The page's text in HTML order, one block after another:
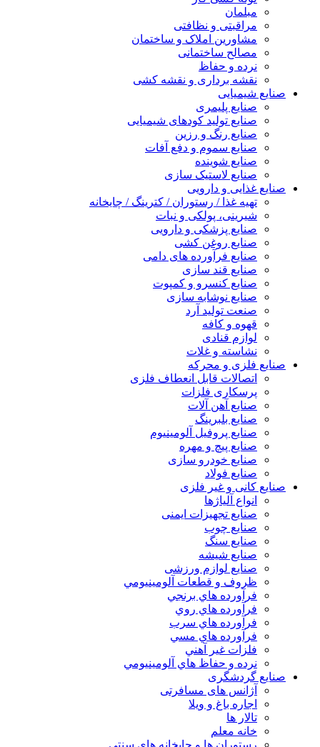
مبلمان
مراقبتی و نظافتی
مشاورین املاک و ساختمان
مصالح ساختمانی
نرده و حفاظ
نقشه برداری و نقشه کشی
صنایع شیمیایی
صنایع پلیمری
صنایع تولید کودهای شیمیایی
صنایع رنگ و رزین
صنایع سموم و دفع آفات
صنایع شوینده
صنایع لاستیک سازی
صنایع غذایی و دارویی
تهیه غذا / رستوران / کترینگ / چایخانه
شیرینی، پولکی و نبات
صنایع پزشکی و دارویی
صنایع روغن کشی
صنایع فرآورده های دامی
صنایع قند سازی
صنایع کنسرو و کمپوت
صنایع نوشابه سازی
صنعت تولید آرد
قهوه و کافه
لوازم قنادی
نشاسته و غلات
صنایع فلزی و محرکه
اتصالات قابل انعطاف فلزی
پرسکاری فلزات
صنایع آهن آلات
صنایع بلبرینگ
صنایع پروفیل آلومینیوم
صنایع پیچ و مهره
صنایع خودرو سازی
صنایع فولاد
صنایع کانی و غیر فلزی
انواع آلياژها
صنایع تجهیزات ایمنی
صنایع چوب
صنایع سنگ
صنایع شیشه
صنایع لوازم ورزشی
ظروف و قطعات آلومينيومي
فرآورده هاي برنجي
فرآورده هاي روي
فرآورده هاي سرب
فرآورده هاي مسي
فلزات غير آهني
نرده و حفاظ هاي آلومينيومي
صنایع گردشگری
آژانس های مسافرتی
اجاره باغ و ویلا
تالار ها
خانه معلم
رستوران ها و چایخانه های سنتی